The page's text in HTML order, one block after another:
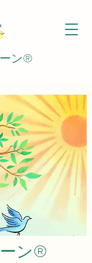
ン®️
ン®️